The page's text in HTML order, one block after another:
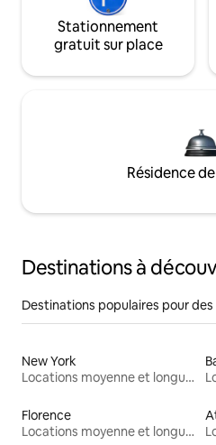
Stationnement
gratuit sur place
Résidence
Destinations à
Destinations populaires pour
New York
Locations moyenne et longue durée
Florence
Locations moyenne et longue durée